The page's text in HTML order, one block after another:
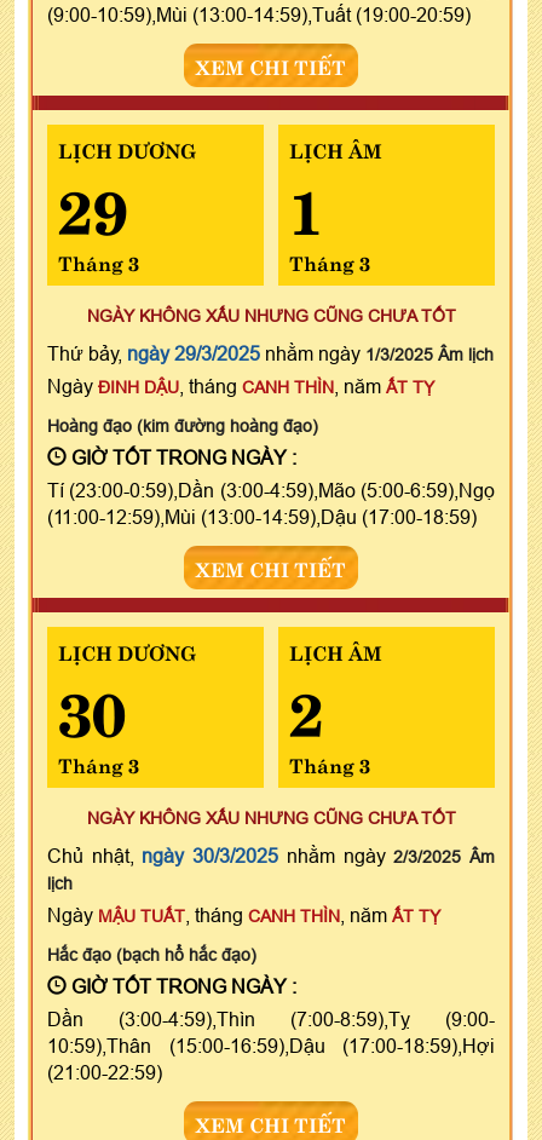
(9:00-10:59),Mùi (13:00-14:59),Tuất (19:00-20:59)
XEM CHI TIẾT
LỊCH DƯƠNG
29
Tháng 3
LỊCH ÂM
1
Tháng 3
NGÀY KHÔNG XẤU NHƯNG CŨNG CHƯA TỐT
Thứ bảy, ngày 29/3/2025 nhằm ngày 1/3/2025 Âm lịch
Ngày ĐINH DẬU , tháng CANH THÌN , năm ẤT TỴ
Hoàng đạo (kim đường hoàng đạo)
GIỜ TỐT TRONG NGÀY :
Tí (23:00-0:59),Dần (3:00-4:59),Mão (5:00-6:59),Ngọ
(11:00-12:59),Mùi (13:00-14:59),Dậu (17:00-18:59)
XEM CHI TIẾT
LỊCH DƯƠNG
30
Tháng 3
LỊCH ÂM
2
Tháng 3
NGÀY KHÔNG XẤU NHƯNG CŨNG CHƯA TỐT
Chủ nhật, ngày 30/3/2025 nhằm ngày2/3/2025 Âm
lịch
Ngày MẬU TUẤT , tháng CANH THÌN , năm ẤT TỴ
Hắc đạo (bạch hổ hắc đạo)
GIỜ TỐT TRONG NGÀY :
Dần (3:00-4:59),Thìn (7:00-8:59),Tỵ (9:00-
10:59),Thân (15:00-16:59),Dậu (17:00-18:59),Hợi
(21:00-22:59)
XEM CHI TIẾT